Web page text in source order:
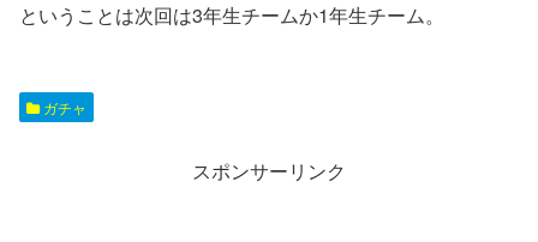
ということは次回は3年生チームか1年生チーム。
ガチャ
スポンサーリンク